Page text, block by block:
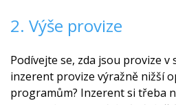
2. Výše provize
Podívejte se, zda jsou provize v
inzerent provize výražně nižší
programům? Inzerent si třeba